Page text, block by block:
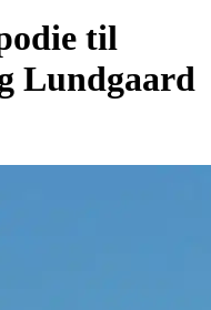
til
Lundgaard